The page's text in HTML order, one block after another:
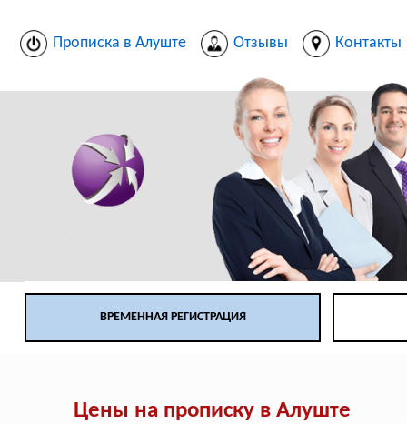
Прописка в Алуште Отзывы Контакты
ВРЕМЕННАЯ РЕГИСТРАЦИЯ
Цены на прописку в Алуште